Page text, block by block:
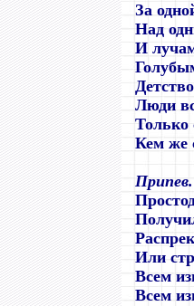
За
Над
И
Люди
Только
Кем же
Припев.
Или
Всем
Всем